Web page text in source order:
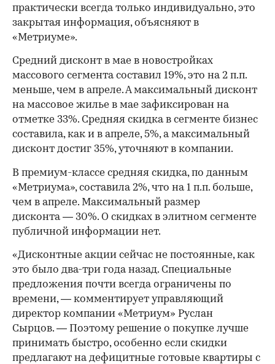
практически всегда только индивидуально, это
закрытая информация, объясняют в
«Метриуме».
Средний дисконт в мае в новостройках
массового сегмента составил 19%, это на 2 п.п.
меньше, чем в апреле. А максимальный дисконт
на массовое жилье в мае зафиксирован на
отметке 33%. Средняя скидка в сегменте бизнес
составила, как и в апреле, 5%, а максимальный
дисконт достиг 35%, уточняют в компании.
В премиум-классе средняя скидка, по данным
«Метриума», составила 2%, что на 1 п.п. больше,
чем в апреле. Максимальный размер
дисконта — 30%. О скидках в элитном сегменте
публичной информации нет.
«Дисконтные акции сейчас не постоянные, как
это было два-три года назад. Специальные
предложения почти всегда ограничены по
времени, — комментирует управляющий
директор компании «Метриум» Руслан
Сырцов. — Поэтому решение о покупке лучше
принимать быстро, особенно если скидки
предлагают на дефицитные готовые квартиры с